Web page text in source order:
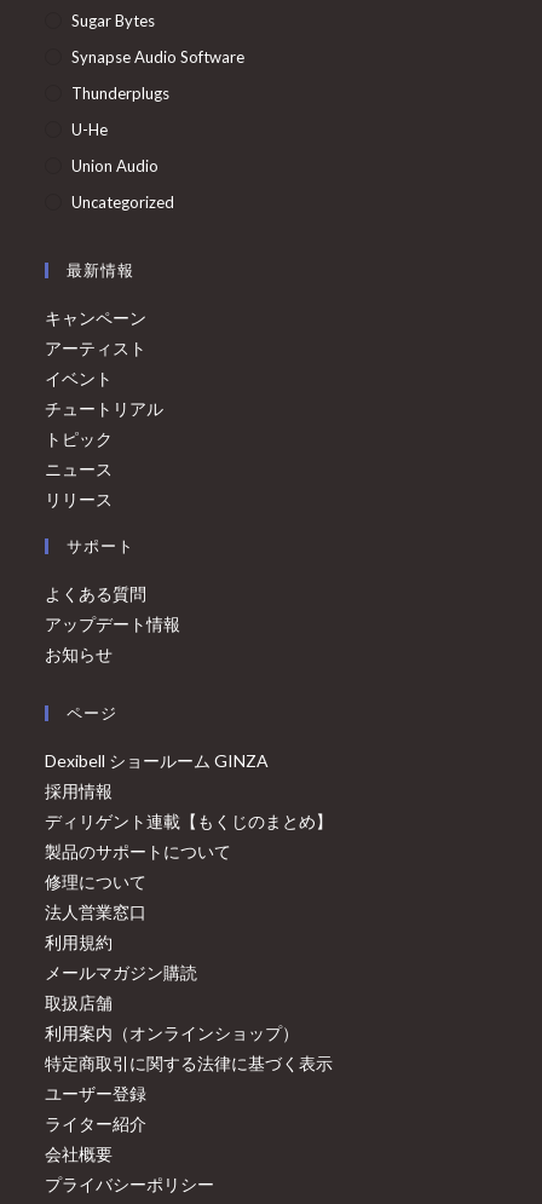
Sugar Bytes
Synapse Audio Software
Thunderplugs
U-He
Union Audio
Uncategorized
最新情報
キャンペーン
アーティスト
イベント
チュートリアル
トピック
ニュース
リリース
サポート
よくある質問
アップデート情報
お知らせ
ページ
Dexibell ショールーム GINZA
採用情報
ディリゲント連載【もくじのまとめ】
製品のサポートについて
修理について
法人営業窓口
利用規約
メールマガジン購読
取扱店舗
利用案内（オンラインショップ）
特定商取引に関する法律に基づく表示
ユーザー登録
ライター紹介
会社概要
プライバシーポリシー